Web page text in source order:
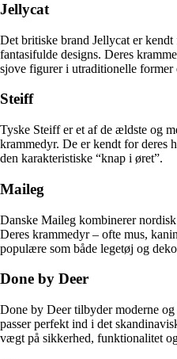
Jellycat
Det britiske brand Jellycat er
fantasifulde designs. Deres
sjove figurer i utraditionelle former
Steiff
Tyske Steiff er et af de ældste og
krammedyr. De er kendt for deres
den karakteristiske “knap i øret”.
Maileg
Danske Maileg kombinerer
Deres krammedyr – ofte mus,
populære som både legetøj og
Done by Deer
Done by Deer tilbyder moderne
passer perfekt ind i det
vægt på sikkerhed, funktionalitet